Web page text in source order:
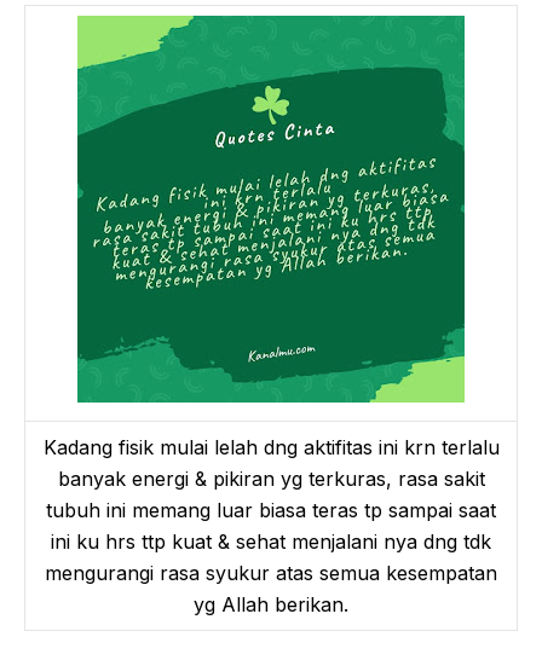
Kadang fisik mulai lelah dng aktifitas ini krn terlalu
banyak energi & pikiran yg terkuras, rasa sakit
tubuh ini memang luar biasa teras tp sampai saat
ini ku hrs ttp kuat & sehat menjalani nya dng tdk
mengurangi rasa syukur atas semua kesempatan
yg Allah berikan.